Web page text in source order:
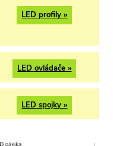
LED profily »
LED ovládače »
LED spojky »